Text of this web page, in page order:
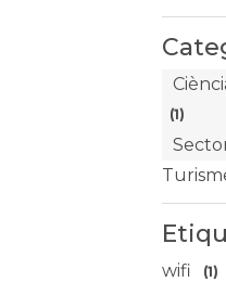
(1)
wifi (1)